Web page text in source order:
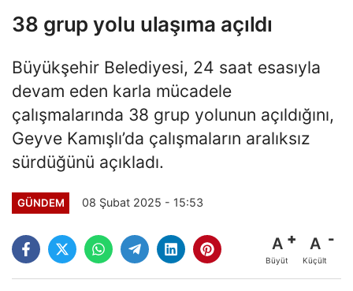
38 grup yolu ulaşıma açıldı
Büyükşehir Belediyesi, 24 saat esasıyla
devam eden karla mücadele
çalışmalarında 38 grup yolunun açıldığını,
Geyve Kamışlı’da çalışmaların aralıksız
sürdüğünü açıkladı.
GÜNDEM 08 Şubat 2025 - 15:53
A
Büyüt
A
Küçült